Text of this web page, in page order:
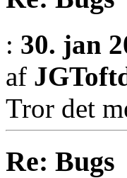
: 30. jan
af
Tror det
Re: Bugs